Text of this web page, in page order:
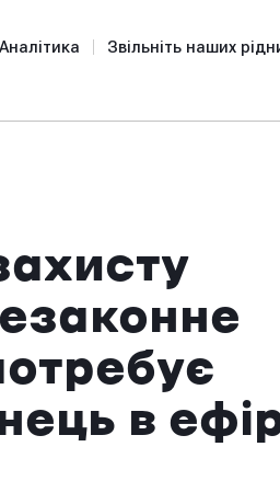
Аналітика Звільніть наших
в